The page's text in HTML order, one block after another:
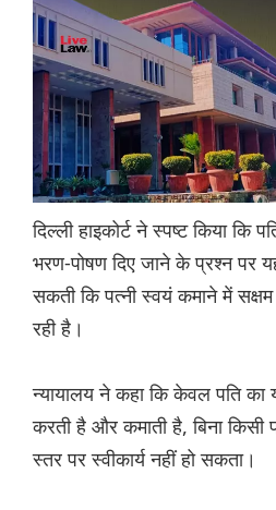
दिल्ली हाइकोर्ट ने स्पष्ट किया कि
भरण-पोषण दिए जाने के प्रश्न पर
सकती कि पत्नी स्वयं कमाने में
रही है।
न्यायालय ने कहा कि केवल पति का
करती है और कमाती है, बिना किसी
स्तर पर स्वीकार्य नहीं हो सकता।